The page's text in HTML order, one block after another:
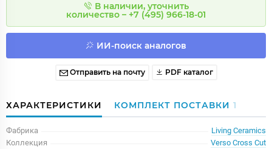
В наличии, уточнить
количество – +7 (495) 966-18-01
ИИ-поиск аналогов
Отправить на почту PDF каталог
ХАРАКТЕРИСТИКИ КОМПЛЕКТ ПОСТАВКИ 1
Фабрика
Living Ceramics
Коллекция
Verso Cross Cut